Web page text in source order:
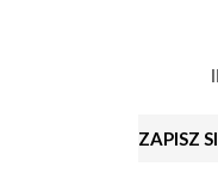
ZAPISZ